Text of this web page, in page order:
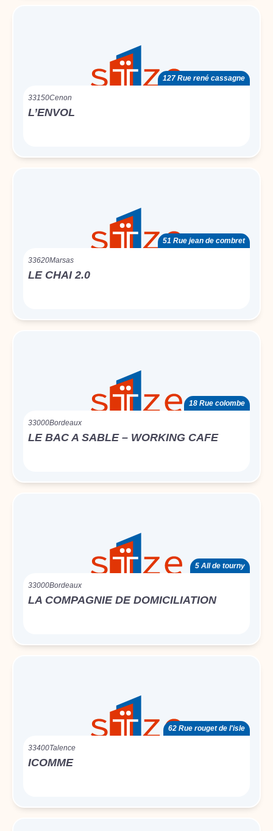
127 Rue rené cassagne
33150Cenon
L’ENVOL
51 Rue jean de combret
33620Marsas
LE CHAI 2.0
18 Rue colombe
33000Bordeaux
LE BAC A SABLE – WORKING CAFE
5 All de tourny
33000Bordeaux
LA COMPAGNIE DE DOMICILIATION
62 Rue rouget de l'isle
33400Talence
ICOMME